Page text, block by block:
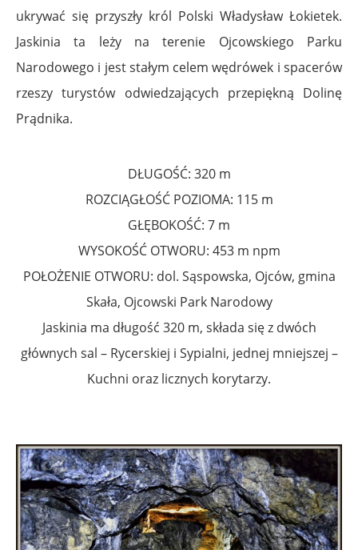
ukrywać się przyszły król Polski Władysław Łokietek.
Jaskinia ta leży na terenie Ojcowskiego Parku
Narodowego i jest stałym celem wędrówek i spacerów
rzeszy turystów odwiedzających przepiękną Dolinę
Prądnika.
DŁUGOŚĆ: 320 m
ROZCIĄGŁOŚĆ POZIOMA: 115 m
GŁĘBOKOŚĆ: 7 m
WYSOKOŚĆ OTWORU: 453 m npm
POŁOŻENIE OTWORU: dol. Sąspowska, Ojców, gmina
Skała, Ojcowski Park Narodowy
Jaskinia ma długość 320 m, składa się z dwóch
głównych sal – Rycerskiej i Sypialni, jednej mniejszej –
Kuchni oraz licznych korytarzy.